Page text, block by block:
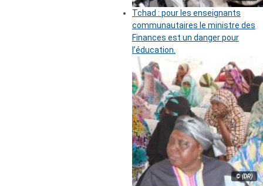
Tchad : pour les enseignants
communautaires le ministre des
Finances est un danger pour
l’éducation.
© (DR)